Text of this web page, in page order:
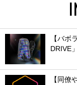
【バボ
DRIVE
【同僚